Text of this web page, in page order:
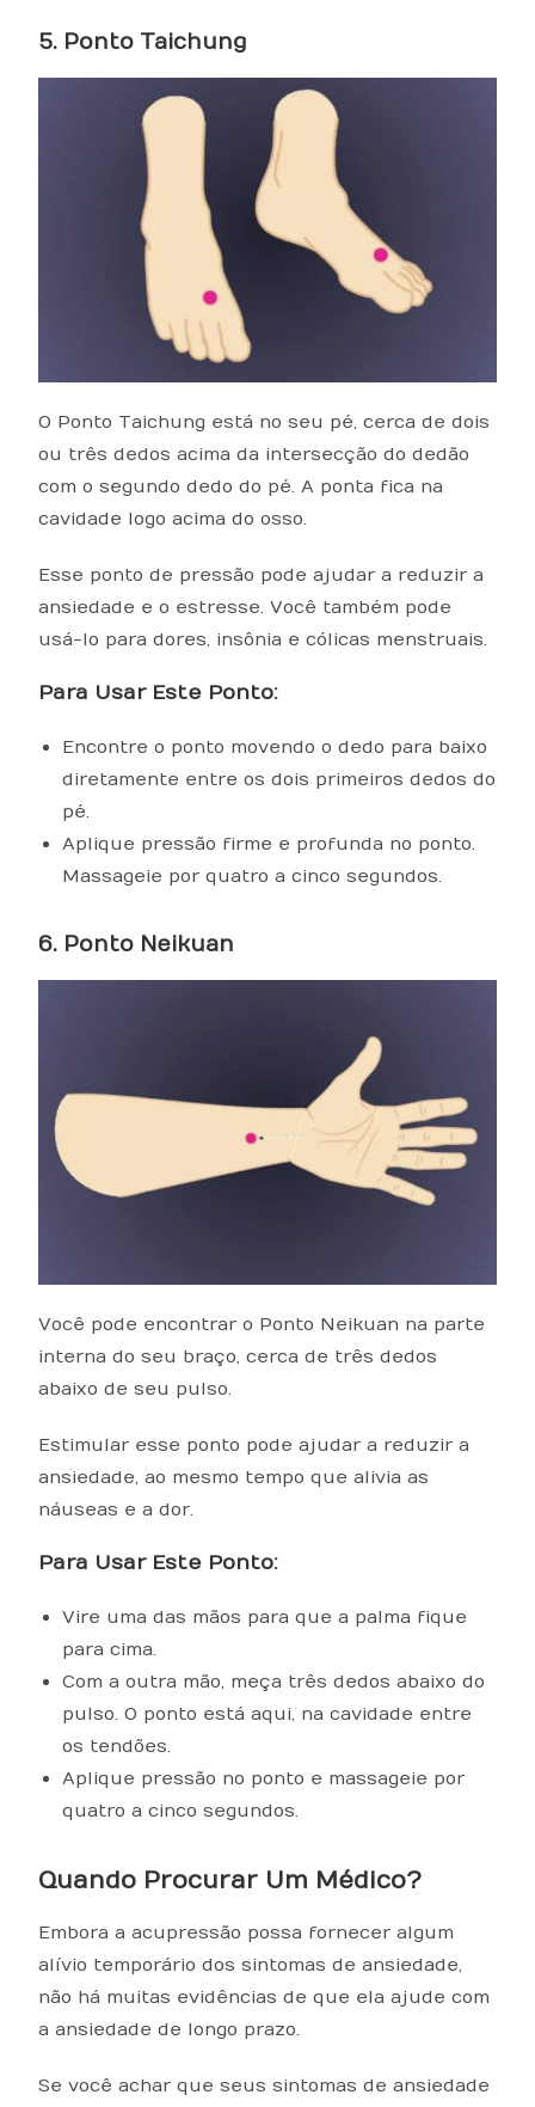
5. Ponto Taichung
O Ponto Taichung está no seu pé, cerca de dois
ou três dedos acima da intersecção do dedão
com o segundo dedo do pé. A ponta fica na
cavidade logo acima do osso.
Esse ponto de pressão pode ajudar a reduzir a
ansiedade e o estresse. Você também pode
usá-lo para dores, insônia e cólicas menstruais.
Para Usar Este Ponto:
Encontre o ponto movendo o dedo para baixo
diretamente entre os dois primeiros dedos do
pé.
Aplique pressão firme e profunda no ponto.
Massageie por quatro a cinco segundos.
6. Ponto Neikuan
Você pode encontrar o Ponto Neikuan na parte
interna do seu braço, cerca de três dedos
abaixo de seu pulso.
Estimular esse ponto pode ajudar a reduzir a
ansiedade, ao mesmo tempo que alivia as
náuseas e a dor.
Para Usar Este Ponto:
Vire uma das mãos para que a palma fique
para cima.
Com a outra mão, meça três dedos abaixo do
pulso. O ponto está aqui, na cavidade entre
os tendões.
Aplique pressão no ponto e massageie por
quatro a cinco segundos.
Quando Procurar Um Médico?
Embora a acupressão possa fornecer algum
alívio temporário dos sintomas de ansiedade,
não há muitas evidências de que ela ajude com
a ansiedade de longo prazo.
Se você achar que seus sintomas de ansiedade